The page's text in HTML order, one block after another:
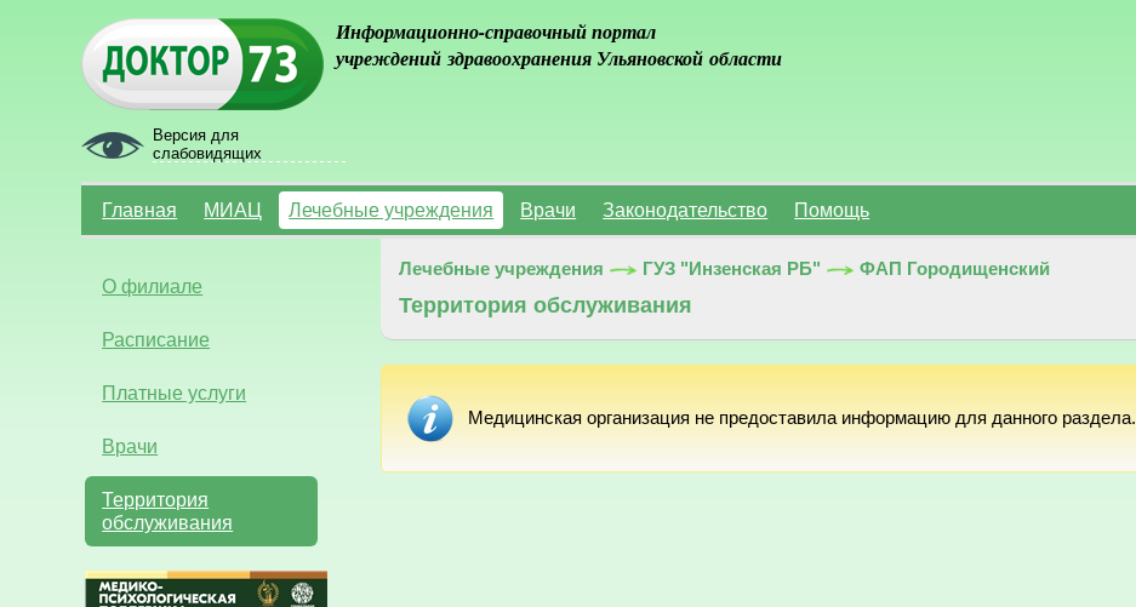
Версия для
слабовидящих
Информационно-справочный портал
учреждений здравоохранения Ульяновской области
Главная МИАЦ Лечебные учреждения Врачи Законодательство Помощь
О филиале
Расписание
Платные услуги
Врачи
Территория
обслуживания
Лечебные учреждения ГУЗ "Инзенская РБ" ФАП Городищенский
Территория обслуживания
Медицинская организация не предоставила информацию для данного раздела.